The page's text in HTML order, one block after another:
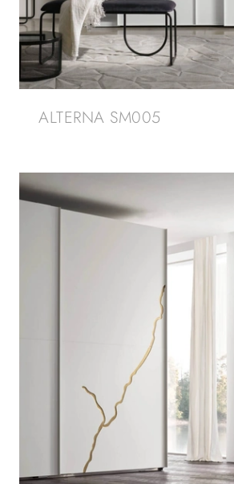
ALTERNA SM005